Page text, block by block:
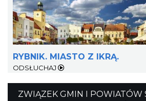
RYBNIK. MIASTO Z IKRĄ.
ODSŁUCHAJ
ZWIĄZEK GMIN I POWIATÓW